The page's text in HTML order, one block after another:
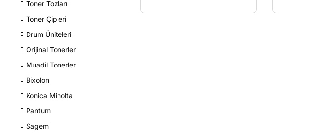
Toner Tozları
Toner Çipleri
Drum Üniteleri
Orijinal Tonerler
Muadil Tonerler
Bixolon
Konica Minolta
Pantum
Sagem